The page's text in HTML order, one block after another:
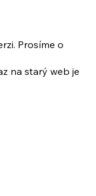
Prosíme o
na starý web je